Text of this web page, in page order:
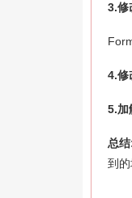
3.修
4.修
5.加
总
到